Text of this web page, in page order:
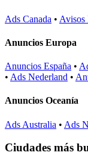
Ads Canada • Avisos
Anuncios Europa
Anuncios España •
• Ads Nederland •
Anuncios Oceanía
Ads Australia • Ads
Ciudades más